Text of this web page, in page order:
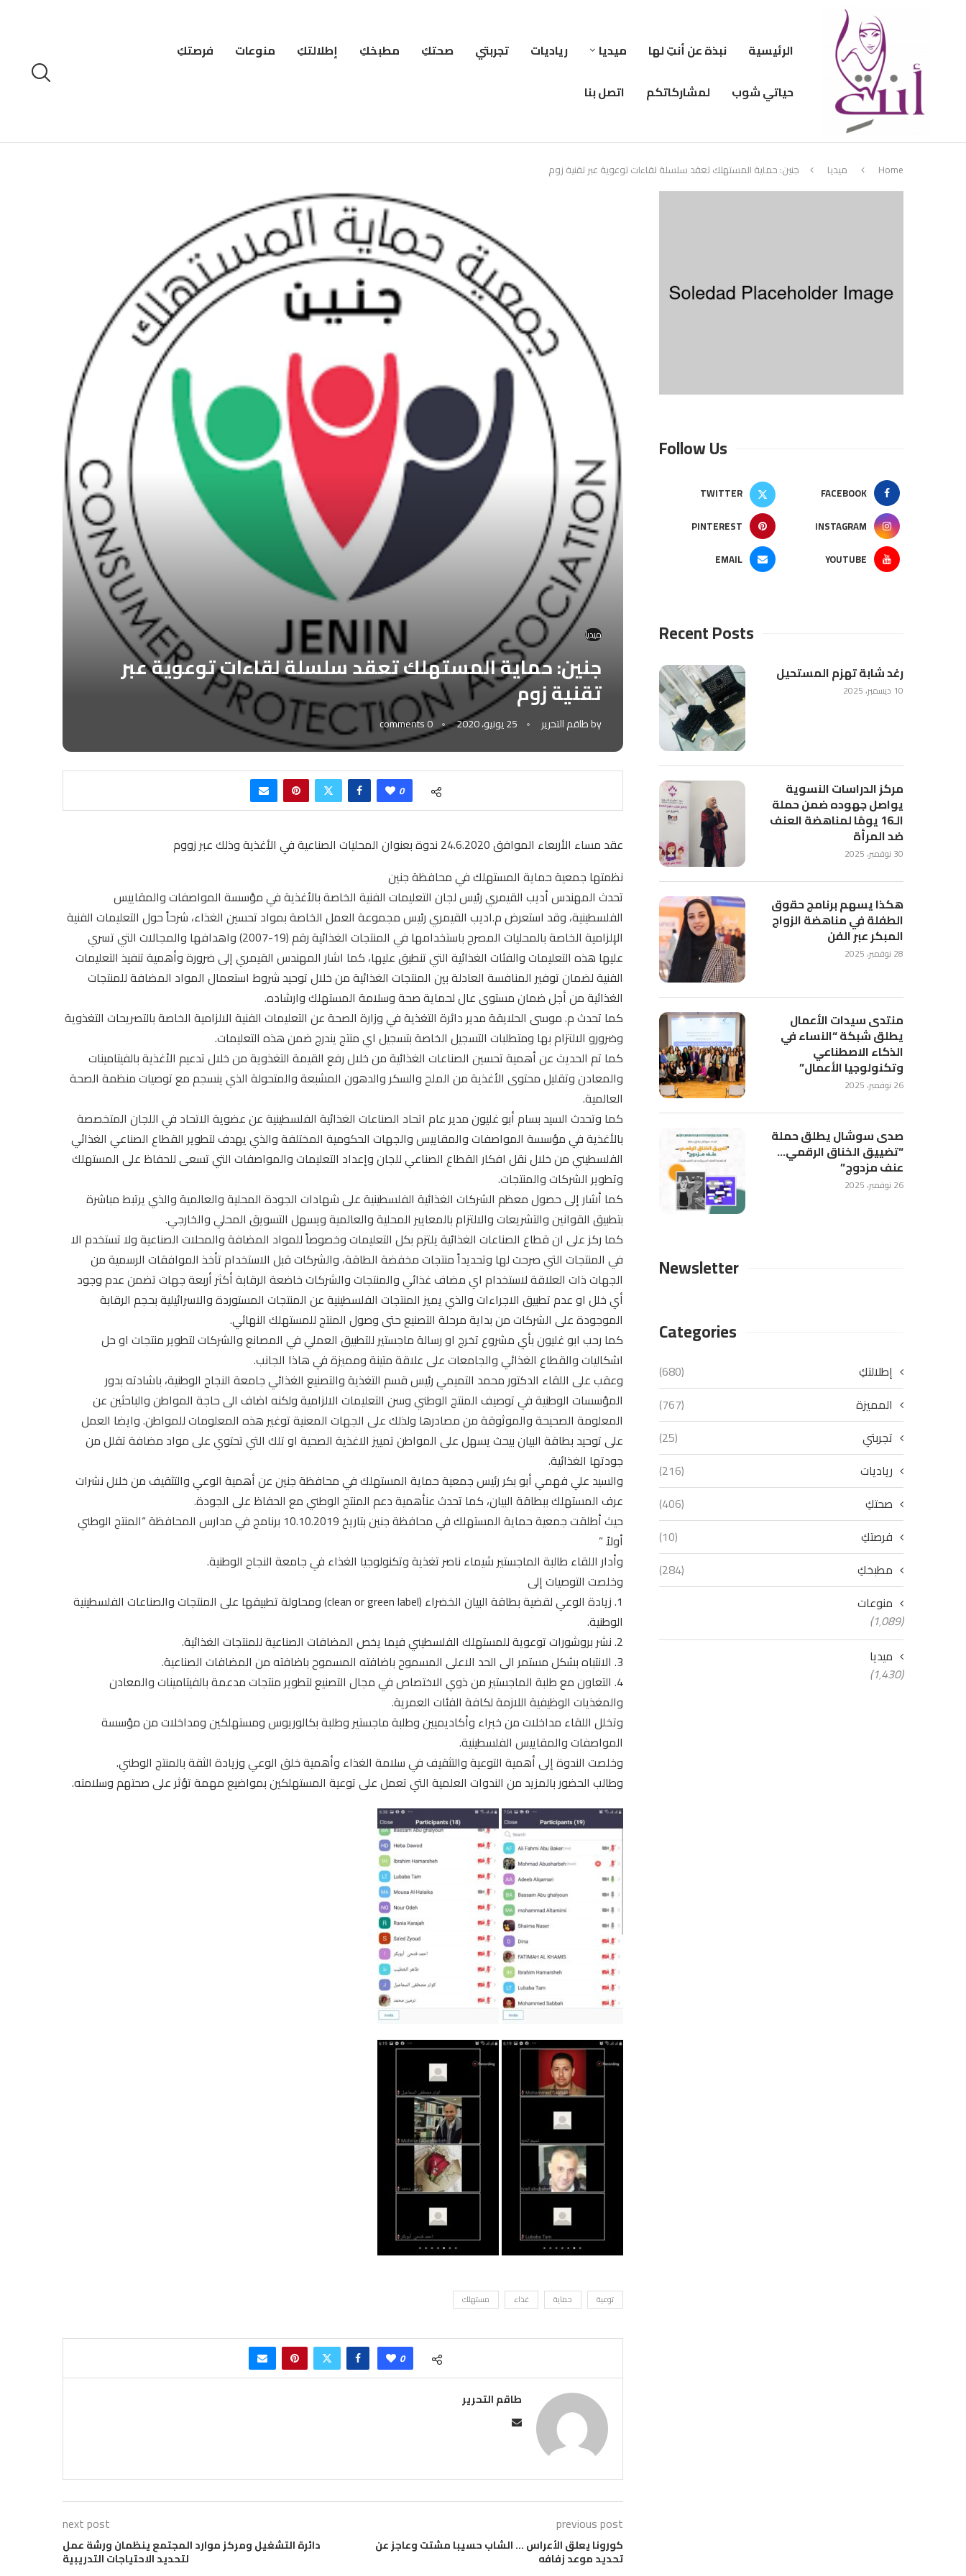
الرئيسية نبذة عن أنتِ لها ميديا رياديات تجربتي صحتكِ مطبخكِ إطلالتكِ منوعات
فرصتكِ
حياتي شوب
لمشاركاتكم اتصل بنا
Home ميديا جنين: حماية المستهلك تعقد سلسلة لقاءات توعوية عبر تقنية زوم
ميديا
جنين: حماية المستهلك تعقد سلسلة لقاءات توعوية عبر
تقنية زوم
byطاقم التحرير 25 يونيو، 2020 0 comments
0
عقد مساء الأربعاء الموافق 24.6.2020 ندوة بعنوان المحليات الصناعية في الأغذية وذلك عبر زووم
نظمتها جمعية حماية المستهلك في محافظة جنين
تحدث المهندس أديب القيمري رئيس لجان التعليمات الفنية الخاصة بالأغذية في مؤسسة المواصفات والمقاييس
الفلسطينية، وقد استعرض م.اديب القيمري رئيس مجموعة العمل الخاصة بمواد تحسين الغذاء، شرحاً حول التعليمات الفنية
الإلزامية الخاصة بالمحليات المصرح باستخدامها في المنتجات الغذائية رقم (19-2007) واهدافها والمجالات التي تسري
عليها هذه التعليمات والفئات الغذائية التي تنطبق عليها، كما اشار المهندس القيمري إلى ضرورة وأهمية تنفيذ التعليمات
الفنية لضمان توفير المنافسة العادلة بين المنتجات الغذائية من خلال توحيد شروط استعمال المواد المضافة للمنتجات
الغذائية من أجل ضمان مستوى عال لحماية صحة وسلامة المستهلك وارشاده.
كما تحدث م. موسى الحلايقة مدير دائرة التغذية في وزارة الصحة عن التعليمات الفنية الالزامية الخاصة بالتصريحات التغذوية
وضرورو الالتزام بها ومتطلبات التسجيل الخاصة بتسجيل اي منتج يندرج ضمن هذه التعليمات.
كما تم الحديث عن أهمية تحسين الصناعات الغذائية من خلال رفع القيمة التغذوية من خلال تدعيم الأغذية بالفيتامينات
والمعادن وتقليل محتوى الأغذية من الملح والسكر والدهون المشبعة والمتحولة الذي ينسجم مع توصيات منظمة الصحة
العالمية.
كما وتحدث السيد بسام أبو غليون مدير عام اتحاد الصناعات الغذائية الفلسطينية عن عضوية الاتحاد في اللجان المتخصصة
بالأغذية في مؤسسة المواصفات والمقاييس والجهات الحكومية المختلفة والذي يهدف لتطوير القطاع الصناعي الغذائي
الفلسطيني من خلال نقل افكار القطاع الصناعي للجان وإعداد التعليمات والمواصفات التي تسعى للحفاظ على المستهلك
وتطوير الشركات والمنتجات.
كما أشار إلى حصول معظم الشركات الغذائية الفلسطينية على شهادات الجودة المحلية والعالمية والذي يرتبط مباشرة
بتطبيق القوانين والتشريعات والالتزام بالمعايير المحلية والعالمية ويسهل التسويق المحلي والخارجي.
كما ركز على ان قطاع الصناعات الغذائية يلتزم بكل التعليمات وخصوصاً للمواد المضافة والمحلات الصناعية ولا تستخدم الا
في المنتجات التي صرحت لها وتحديداً منتجات مخفضة الطاقة، والشركات قبل الاستخدام تأخذ الموافقات الرسمية من
الجهات ذات العلاقة لاستخدام اي مضاف غذائي والمنتجات والشركات خاضعة الرقابة أكثر أربعة جهات تضمن عدم وجود
أي خلل او عدم تطبيق الاجراءات والذي يميز المنتجات الفلسطينية عن المنتجات المستوردة والاسرائيلية بحجم الرقابة
الموجودة على الشركات من بداية مرحلة التصنيع حتى وصول المنتج للمستهلك النهائي.
كما رحب ابو غليون بأي مشروع تخرج او رسالة ماجستير للتطبيق العملي في المصانع والشركات لتطوير منتجات او حل
اشكاليات والقطاع الغذائي والجامعات على علاقة متينة ومميزة في هاذا الجانب.
وعقب على اللقاء الدكتور محمد التميمي رئيس قسم التغذية والتصنيع الغذائي جامعة النجاح الوطنية، باشادته بدور
المؤسسات الوطنية في توصيف المنتج الوطني وسن التعليمات الالزامية ولكنه اضاف الى حاجة المواطن والباحثين عن
المعلومة الصحيحة والموثوقة من مصادرها ولذلك على الجهات المعنية توغير هذه المعلومات للمواطن. وايضا العمل
على توحيد بطاقة البيان بيحث يسهل على المواطن تمييز الاغذية الصحية او تلك التي تحتوي على مواد مضافة تقلل من
جودتها الغذائية.
والسيد علي فهمي أبو بكر رئيس جمعية حماية المستهلك في محافظة جنين عن أهمية الوعي والتثقيف من خلال نشرات
عرف المستهلك ببطاقة البيان، كما تحدث عنأهمية دعم المنتج الوطني مع الحفاظ على الجودة.
حيث أطلقت جمعية حماية المستهلك في محافظة جنين بتاريخ 10.10.2019 برنامج في مدارس المحافظة “المنتج الوطني
أولاً ”
وأدار اللقاء طالبة الماجستير شيماء ناصر تغذية وتكنولوجيا الغذاء في جامعة النجاح الوطنية.
وخلصت التوصيات إلى
1. زيادة الوعي لقضية بطاقة البيان الخضراء (clean or green label) ومحاولة تطبيقها على المنتجات والصناعات الفلسطينية
الوطنية.
2. نشر بروشورات توعوية للمستهلك الفلسطيني فيما يخص المضافات الصناعية للمنتجات الغذائية.
3. الانتباه بشكل مستمر الى الحد الاعلى المسموح باضافته المسموح باضافته من المضافات الصناعية.
4. التعاون مع طلبة الماجستير من ذوي الاختصاص في مجال التصنيع لتطوير منتجات مدعمة بالفيتامينات والمعادن
والمغذيات الوظيفية اللازمة لكافة الفئات العمرية.
وتخلل اللقاء مداخلات من خبراء وأكاديميين وطلبة ماجستير وطلبة بكالوريوس ومستهلكين ومداخلات من مؤسسة
المواصفات والمقاييس الفلسطينية.
وخلصت الندوة إلى أهمية التوعية والتثقيف في سلامة الغذاء وأهمية خلق الوعي وزيادة الثقة بالمنتج الوطني.
وطالب الحضور بالمزيد من الندوات العلمية التي تعمل على توعية المستهلكين بمواضيع مهمة تؤثر على صحتهم وسلامته.
توعية حماية غذاء مستهلك
0
طاقم التحرير
previous post
كورونا يعلق الأعراس … الشاب حسيبا مشتت وعاجز عن
تحديد موعد زفافه
next post
دائرة التشغيل ومركز موارد المجتمع ينظمان ورشة عمل
لتحديد الاحتياجات التدريبية
Follow Us
FACEBOOK
TWITTER
INSTAGRAM
PINTEREST
YOUTUBE
EMAIL
Recent Posts
رغد شابة تهزم المستحيل
10 ديسمبر، 2025
مركز الدراسات النسوية
يواصل جهوده ضمن حملة
الـ16 يومًا لمناهضة العنف
ضد المرأة
30 نوفمبر، 2025
هكذا يسهم برنامج حقوق
الطفلة في مناهضة الزواج
المبكر عبر الفن
28 نوفمبر، 2025
منتدى سيدات الأعمال
يطلق شبكة “النساء في
الذكاء الاصطناعي
وتكنولوجيا الأعمال”
26 نوفمبر، 2025
صدى سوشال يطلق حملة
“تضييق الخناق الرقمي…
عنف مزدوج”
26 نوفمبر، 2025
Newsletter
Categories
إطلالتكِ
(680)
المميزة
(767)
تجربتي
(25)
رياديات
(216)
صحتكِ
(406)
فرصتكِ
(10)
مطبخكِ
(284)
منوعات
(1٬089)
ميديا
(1٬430)